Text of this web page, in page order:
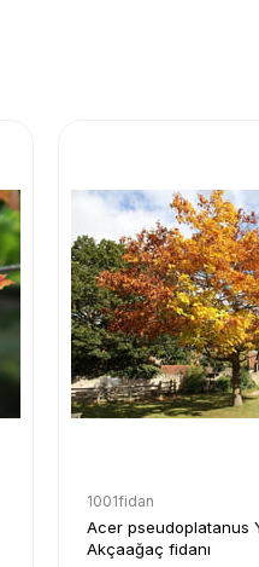
1001fidan
Acer pseudoplatanus
Akçaağaç fidanı